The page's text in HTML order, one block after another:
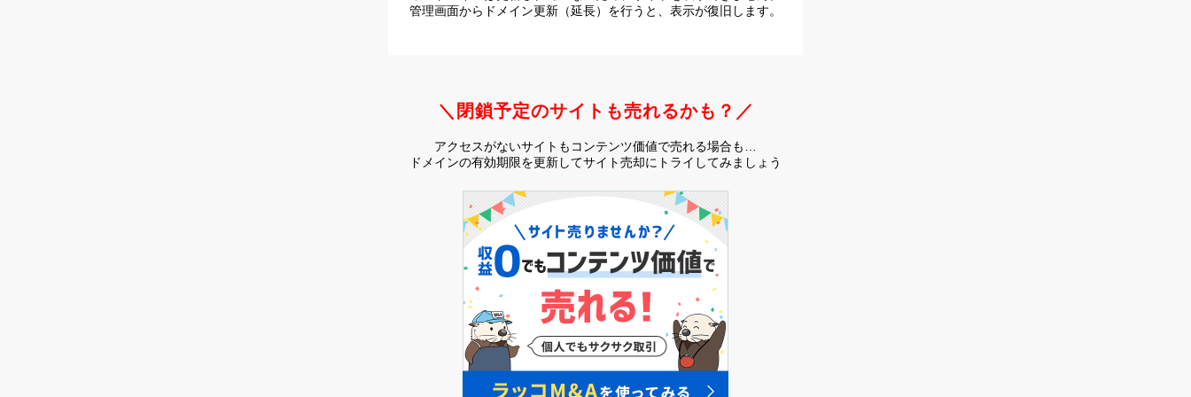
管理画面からドメイン更新（延長）を行うと、 表示が復旧します。
＼閉鎖予定のサイトも売れるかも？／
アクセスがないサイトもコンテンツ価値で売れる場合も…
ドメインの有効期限を更新してサイト売却にトライしてみましょう